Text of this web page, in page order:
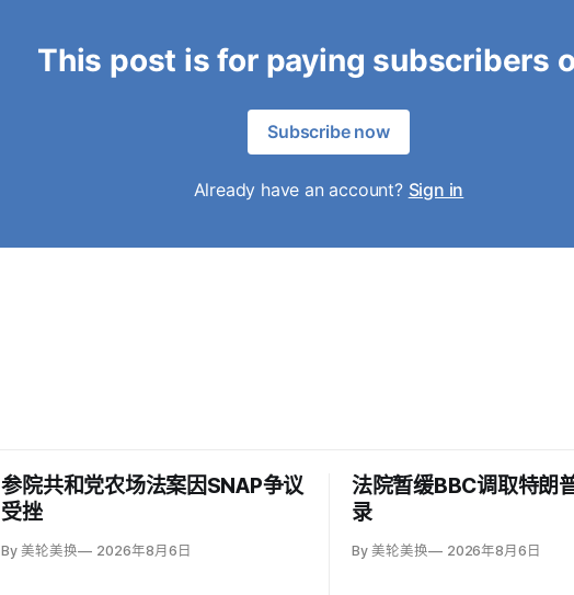
This post is for paying subscribers
Subscribe now
Already have an account? Sign in
参院共和党农场法案因SNAP争议
受挫
By 美轮美换 2026年8月6日
法院暂缓BBC调取特朗
录
By 美轮美换 2026年8月6日